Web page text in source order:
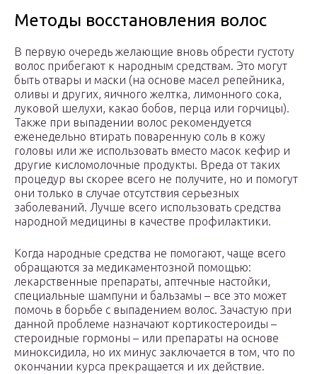
Методы восстановления волос
В первую очередь желающие вновь обрести густоту
волос прибегают к народным средствам. Это могут
быть отвары и маски (на основе масел репейника,
оливы и других, яичного желтка, лимонного сока,
луковой шелухи, какао бобов, перца или горчицы).
Также при выпадении волос рекомендуется
еженедельно втирать поваренную соль в кожу
головы или же использовать вместо масок кефир и
другие кисломолочные продукты. Вреда от таких
процедур вы скорее всего не получите, но и помогут
они только в случае отсутствия серьезных
заболеваний. Лучше всего использовать средства
народной медицины в качестве профилактики.
Когда народные средства не помогают, чаще всего
обращаются за медикаментозной помощью:
лекарственные препараты, аптечные настойки,
специальные шампуни и бальзамы – все это может
помочь в борьбе с выпадением волос. Зачастую при
данной проблеме назначают кортикостероиды –
стероидные гормоны – или препараты на основе
миноксидила, но их минус заключается в том, что по
окончании курса прекращается и их действие.